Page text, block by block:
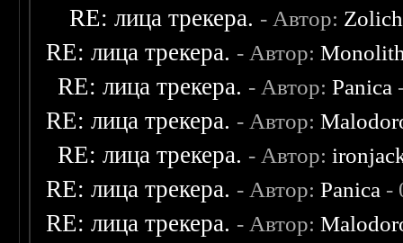
RE: лица трекера. - Автор: Zolich
RE: лица трекера. - Автор:
RE: лица трекера. - Автор:Panica
RE: лица трекера. - Автор:
RE: лица трекера. - Автор:
RE: лица трекера. - Автор:Panica -
RE: лица трекера. - Автор: